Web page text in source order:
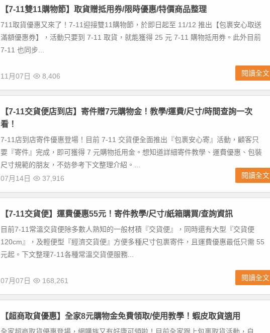
【7-11雙11購物節】取貨贈抵用券/限時優惠/特價商品整理
711取貨優惠又來了！7-11迎接雙11購物節，於即日起至 11/12 推出【包裹安心取送
滿額優惠券】，活動只要到 7-11 取貨，就能獲得 25 元 7-11 購物抵用券。此外目前
7-11 也同步...
11月07日 8,406 閱讀全文
【7-11交貨便店到店】寄件贈7元購物金！教學/運費/尺寸/時間查詢一次
看！
7-11店到店寄件優惠登場！目前 7-11 交貨便全面推出『包裹安心寄』活動，顧客只
要『寄件』完成，即可獲得 7 元購物抵用金。想知道詳細寄件教學、運費優惠、包裝
尺寸規範的朋友，不妨參考下文整理介紹。...
07月14日
37,916 閱讀全文
【7-11交貨便】運費優惠55元！寄件教學/尺寸/紙箱購買/查詢資訊
目前7-11常溫交貨便除多數人熟知的一般材積『交貨便』，同時還有大型『交貨便
120cm』，及輕便型『經濟交貨便』方便多種尺寸包裹寄件，且運費優惠最低只需 55
元起。下文整理7-11各種常溫交貨便服務...
07月07日 168,261 閱讀全文
【超商取貨優惠】全家8元購物金免費領取/使用教學！蝦皮取貨適用